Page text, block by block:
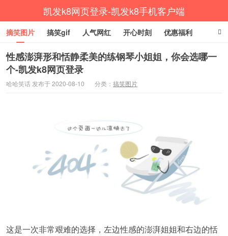
凯发k8网页登录-凯发k8手机客户端
摘笑图片 搞笑gif 人气网红 开心时刻 优惠福利
杂七杂八 放松一下 生活健康 涨姿势
性感澎湃形和恬静柔美的练钢琴小姐姐，你会选哪一
个-凯发k8网页登录
哈哈笑话 发布于 2020-08-10 分类： 搞笑图片
这是一次非常艰难的选择，左边性感的澎湃姐姐和右边的恬